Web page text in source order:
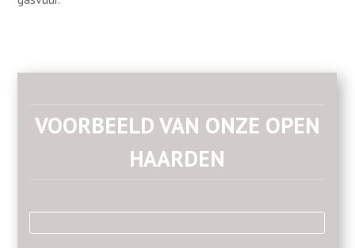
VOORBEELD VAN ONZE OPEN
HAARDEN